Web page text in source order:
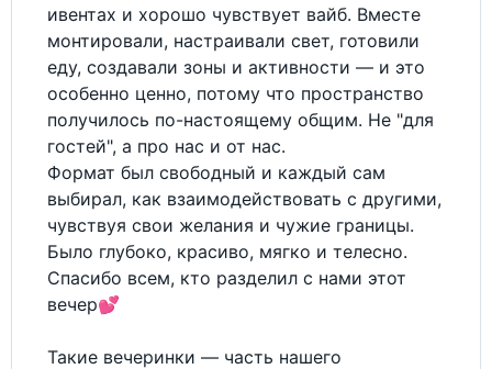
ивентах и хорошо чувствует вайб. Вместе
монтировали, настраивали свет, готовили
еду, создавали зоны и активности — и это
особенно ценно, потому что пространство
получилось по-настоящему общим. Не "для
гостей", а про нас и от нас.
Формат был свободный и каждый сам
выбирал, как взаимодействовать с другими,
чувствуя свои желания и чужие границы.
Было глубоко, красиво, мягко и телесно.
Спасибо всем, кто разделил с нами этот
вечер💕
Такие вечеринки — часть нашего